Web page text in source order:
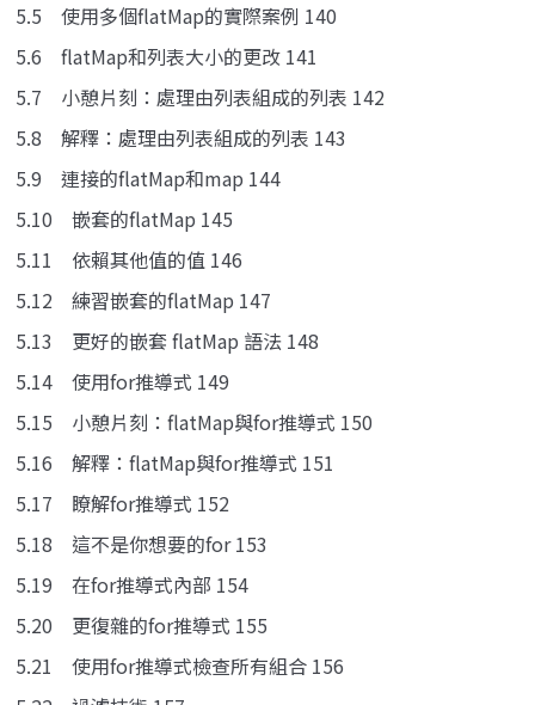
5.5 使用多個flatMap的實際案例 140
5.6 flatMap和列表大小的更改 141
5.7 小憩片刻：處理由列表組成的列表 142
5.8 解釋：處理由列表組成的列表 143
5.9 連接的flatMap和map 144
5.10 嵌套的flatMap 145
5.11 依賴其他值的值 146
5.12 練習嵌套的flatMap 147
5.13 更好的嵌套 flatMap 語法 148
5.14 使用for推導式 149
5.15 小憩片刻：flatMap與for推導式 150
5.16 解釋：flatMap與for推導式 151
5.17 瞭解for推導式 152
5.18 這不是你想要的for 153
5.19 在for推導式內部 154
5.20 更復雜的for推導式 155
5.21 使用for推導式檢查所有組合 156